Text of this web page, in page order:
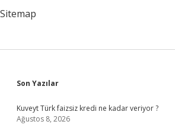
Sitemap
Sidebar
Son Yazılar
Kuveyt Türk faizsiz kredi ne kadar veriyor ?
Ağustos 8, 2026